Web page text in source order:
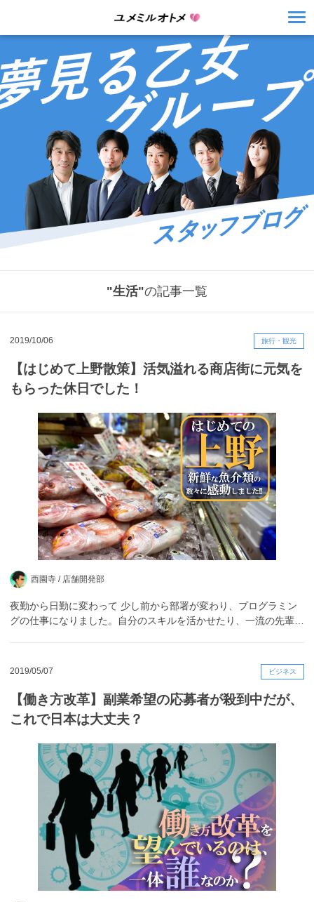
"生活"の記事一覧
2019/10/06 旅行・観光
【はじめて上野散策】活気溢れる商店街に元気を
もらった休日でした！
西園寺 / 店舗開発部
夜勤から日勤に変わって 少し前から部署が変わり、プログラミン
グの仕事になりました。自分のスキルを活かせたり、一流の先輩…
2019/05/07 ビジネス
【働き方改革】副業希望の応募者が殺到中だが、
これで日本は大丈夫？